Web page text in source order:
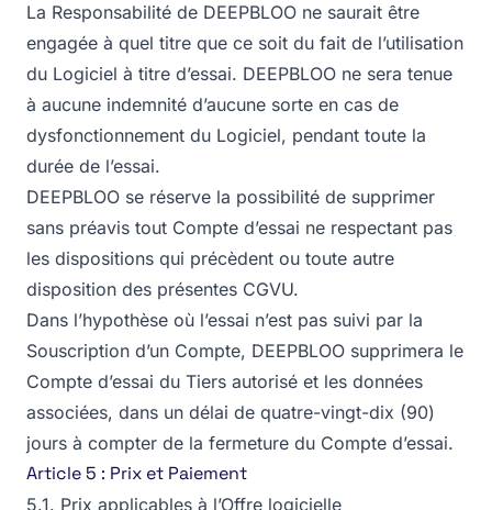
La Responsabilité de DEEPBLOO ne saurait être
engagée à quel titre que ce soit du fait de l’utilisation
du Logiciel à titre d’essai. DEEPBLOO ne sera tenue
à aucune indemnité d’aucune sorte en cas de
dysfonctionnement du Logiciel, pendant toute la
durée de l’essai.
DEEPBLOO se réserve la possibilité de supprimer
sans préavis tout Compte d’essai ne respectant pas
les dispositions qui précèdent ou toute autre
disposition des présentes CGVU.
Dans l’hypothèse où l’essai n’est pas suivi par la
Souscription d’un Compte, DEEPBLOO supprimera le
Compte d’essai du Tiers autorisé et les données
associées, dans un délai de quatre-vingt-dix (90)
jours à compter de la fermeture du Compte d’essai.
Article 5 : Prix et Paiement
5.1. Prix applicables à l’Offre logicielle